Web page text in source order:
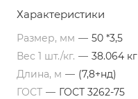
Характеристики
Размер, мм — 50 *3,5
Вес 1 шт./кг. — 38.064 кг
Длина, м — (7,8+нд)
ГОСТ — ГОСТ 3262-75